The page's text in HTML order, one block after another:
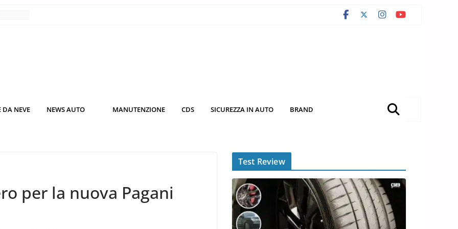
DA NEVE NEWS AUTO MANUTENZIONE CDS SICUREZZA IN AUTO BRAND
per la nuova Pagani
Test Review